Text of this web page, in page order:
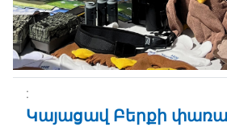
Կայացավ Բերքի